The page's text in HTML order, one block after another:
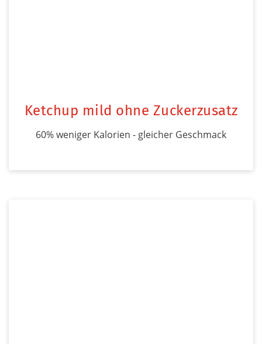
Ketchup mild ohne Zuckerzusatz
60% weniger Kalorien - gleicher Geschmack